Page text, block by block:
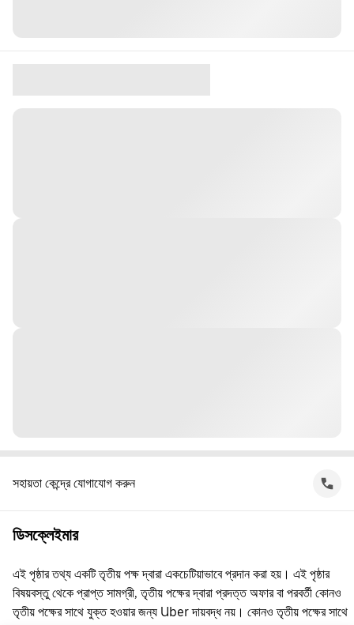
সহায়তা কেন্দ্রে যোগাযোগ করুন
ডিসক্লেইমার
এই পৃষ্ঠার তথ্য একটি তৃতীয় পক্ষ দ্বারা একচেটিয়াভাবে প্রদান করা হয়। এই পৃষ্ঠার
বিষয়বস্তু থেকে প্রাপ্ত সামগ্রী, তৃতীয় পক্ষের দ্বারা প্রদত্ত অফার বা পরবর্তী কোনও
তৃতীয় পক্ষের সাথে যুক্ত হওয়ার জন্য Uber দায়বদ্ধ নয়। কোনও তৃতীয় পক্ষের সাথে